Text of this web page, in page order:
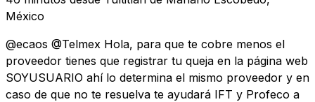
México
@ecaos @Telmex Hola, para que te cobre menos el
proveedor tienes que registrar tu queja en la página web
SOYUSUARIO ahí lo determina el mismo proveedor y en
caso de que no te resuelva te ayudará IFT y Profeco a